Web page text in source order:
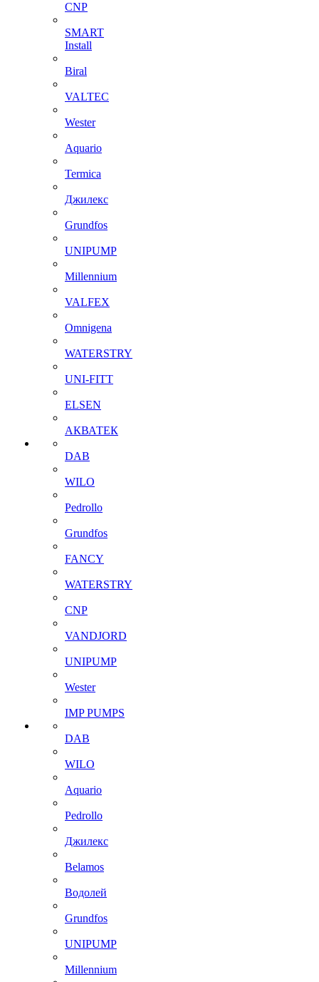
CNP
SMART
Install
Biral
VALTEC
Wester
Aquario
Termica
Джилекс
Grundfos
UNIPUMP
Millennium
VALFEX
Omnigena
WATERSTRY
UNI-FITT
ELSEN
АКВАТЕК
DAB
WILO
Pedrollo
Grundfos
FANCY
WATERSTRY
CNP
VANDJORD
UNIPUMP
Wester
IMP PUMPS
DAB
WILO
Aquario
Pedrollo
Джилекс
Belamos
Водолей
Grundfos
UNIPUMP
Millennium